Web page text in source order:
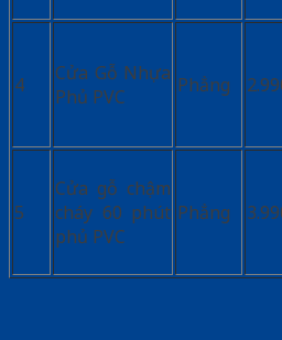
4
Cửa Gỗ Nhựa
Phủ PVC
Phẳng
5
Cửa gỗ chậm
cháy 60 phút
phủ PVC
Phẳng